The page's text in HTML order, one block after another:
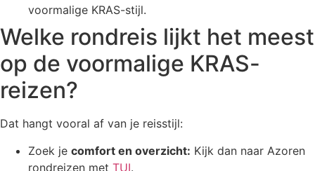
voormalige KRAS-stijl.
Welke rondreis lijkt het meest
op de voormalige KRAS-
reizen?
Dat hangt vooral af van je reisstijl:
Zoek je comfort en overzicht: Kijk dan naar Azoren
rondreizen met TUI.